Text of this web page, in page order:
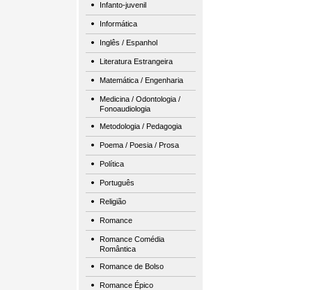
Infanto-juvenil
Informática
Inglês / Espanhol
Literatura Estrangeira
Matemática / Engenharia
Medicina / Odontologia /
Fonoaudiologia
Metodologia / Pedagogia
Poema / Poesia / Prosa
Política
Português
Religião
Romance
Romance Comédia
Romântica
Romance de Bolso
Romance Épico